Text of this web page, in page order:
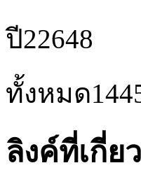
ปี22648
ทั้งหมด
ลิงค์ที่เกี่ย